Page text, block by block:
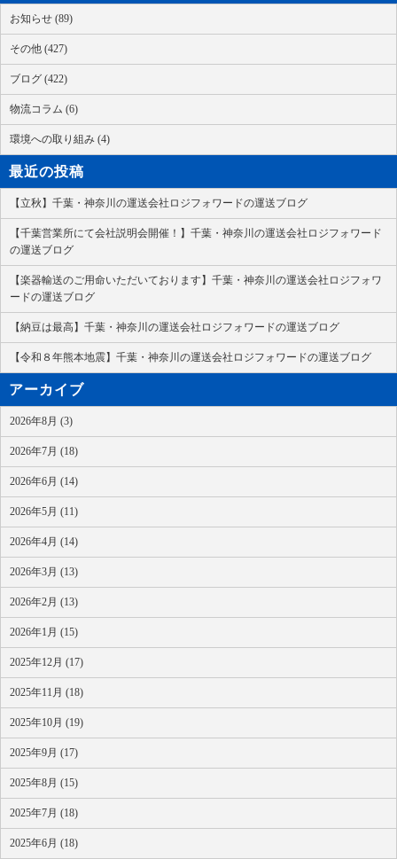
お知らせ (89)
その他 (427)
ブログ (422)
物流コラム (6)
環境への取り組み (4)
最近の投稿
【立秋】千葉・神奈川の運送会社ロジフォワードの運送ブログ
【千葉営業所にて会社説明会開催！】千葉・神奈川の運送会社ロジフォワード
の運送ブログ
【楽器輸送のご用命いただいております】千葉・神奈川の運送会社ロジフォワ
ードの運送ブログ
【納豆は最高】千葉・神奈川の運送会社ロジフォワードの運送ブログ
【令和８年熊本地震】千葉・神奈川の運送会社ロジフォワードの運送ブログ
アーカイブ
2026年8月 (3)
2026年7月 (18)
2026年6月 (14)
2026年5月 (11)
2026年4月 (14)
2026年3月 (13)
2026年2月 (13)
2026年1月 (15)
2025年12月 (17)
2025年11月 (18)
2025年10月 (19)
2025年9月 (17)
2025年8月 (15)
2025年7月 (18)
2025年6月 (18)